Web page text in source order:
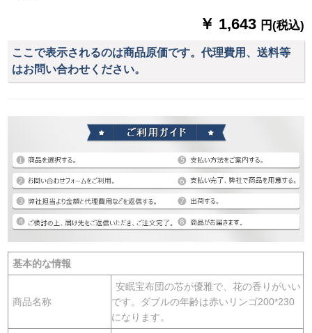
￥ 1,643 円(税込)
ここで表示されるのは商品原価です。代理費用、送料等
はお問い合わせください。
基本的な情報
商品名称
安眠宝布団の芯が優雅で、花の香りがいい
です。ダブルの年齢は赤いリンゴ200*230
になります。